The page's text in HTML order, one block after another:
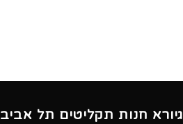
גיורא חנות תקליטים תל אביב